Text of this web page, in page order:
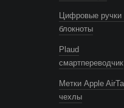
Цифровые ручки
блокноты
Plaud
смартпереводчик
Метки Apple
чехлы